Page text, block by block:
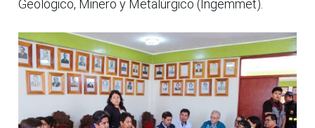
Geológico, Minero y Metalúrgico (Ingemmet).